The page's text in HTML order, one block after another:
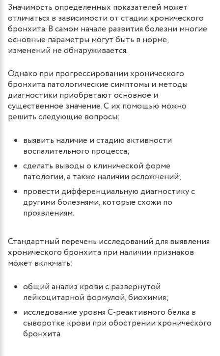
Значимость определенных показателей может
отличаться в зависимости от стадии хронического
бронхита. В самом начале развития болезни многие
основные параметры могут быть в норме,
изменений не обнаруживается.
Однако при прогрессировании хронического
бронхита патологические симптомы и методы
диагностики приобретают основное и
существенное значение. С их помощью можно
решить следующие вопросы:
выявить наличие и стадию активности
воспалительного процесса;
сделать выводы о клинической форме
патологии, а также наличии осложнений;
провести дифференциальную диагностику с
другими болезнями, которые схожи по
проявлениям.
Стандартный перечень исследований для выявления
хронического бронхита при наличии признаков
может включать:
общий анализ крови с развернутой
лейкоцитарной формулой, биохимия;
исследование уровня С-реактивного белка в
сыворотке крови при обострении хронического
бронхита.